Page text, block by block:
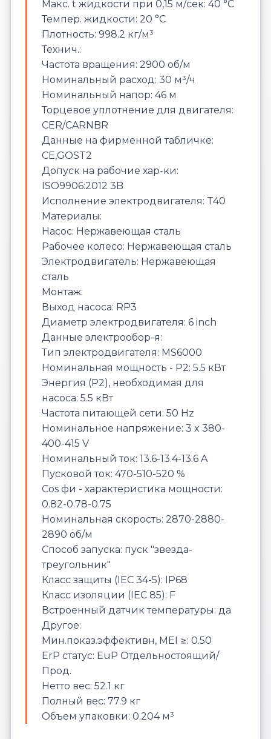
Макс. t жидкости при 0,15 м/сек: 40 °C
Темпер. жидкости: 20 °C
Плотность: 998.2 кг/м³
Технич.:
Частота вращения: 2900 об/м
Номинальный расход: 30 м³/ч
Номинальный напор: 46 м
Торцевое уплотнение для двигателя:
CER/CARNBR
Данные на фирменной табличке:
CE,GOST2
Допуск на рабочие хар-ки:
ISO9906:2012 3B
Исполнение электродвигателя: T40
Материалы:
Насос: Нержавеющая сталь
Рабочее колесо: Нержавеющая сталь
Электродвигатель: Нержавеющая
сталь
Монтаж:
Выход насоса: RP3
Диаметр электродвигателя: 6 inch
Данные электрообор-я:
Тип электродвигателя: MS6000
Номинальная мощность - P2: 5.5 кВт
Энергия (Р2), необходимая для
насоса: 5.5 кВт
Частота питающей сети: 50 Hz
Номинальное напряжение: 3 x 380-
400-415 V
Номинальный ток: 13.6-13.4-13.6 A
Пусковой ток: 470-510-520 %
Cos фи - характеристика мощности:
0.82-0.78-0.75
Номинальная скорость: 2870-2880-
2890 об/м
Способ запуска: пуск "звезда-
треугольник"
Класс защиты (IEC 34-5): IP68
Класс изоляции (IEC 85): F
Встроенный датчик температуры: да
Другое:
Мин.показ.эффективн, MEI ≥: 0.50
ErP статус: EuP Отдельностоящий/
Прод.
Нетто вес: 52.1 кг
Полный вес: 77.9 кг
Объем упаковки: 0.204 м³